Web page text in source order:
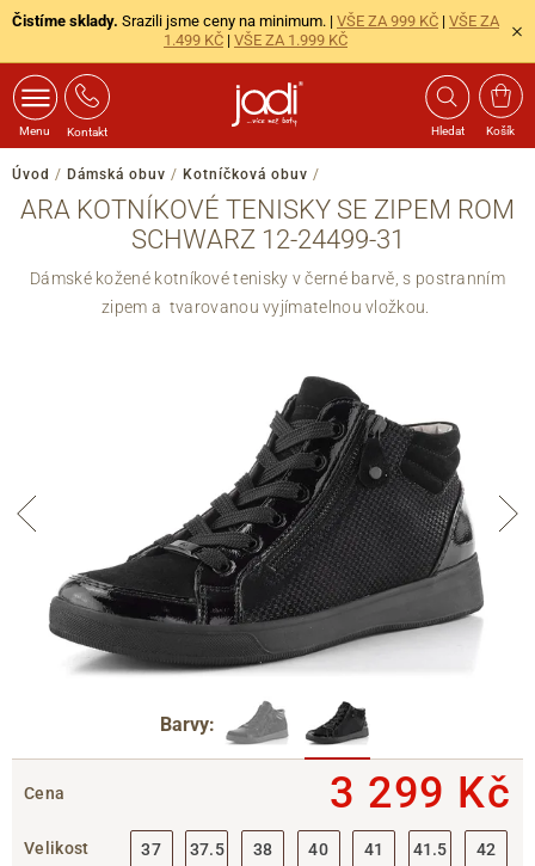
Čistíme sklady. Srazili jsme ceny na minimum. | VŠE ZA 999 KČ | VŠE ZA
1.499 KČ | VŠE ZA 1.999 KČ
Menu Kontakt Hledat Košík
Úvod / Dámská obuv / Kotníčková obuv /
ARA KOTNÍKOVÉ TENISKY SE ZIPEM ROM
SCHWARZ 12-24499-31
Dámské kožené kotníkové tenisky v černé barvě, s postranním
zipem a tvarovanou vyjímatelnou vložkou.
Barvy:
Cena 3 299 Kč
Velikost 37 37.5 38 40 41 41.5 42